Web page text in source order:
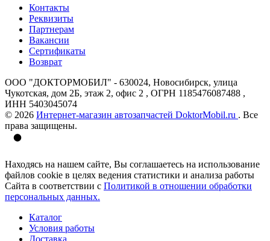
Контакты
Реквизиты
Партнерам
Вакансии
Сертификаты
Возврат
ООО "ДОКТОРМОБИЛ" - 630024, Новосибирск, улица
Чукотская, дом 2Б, этаж 2, офис 2 , ОГРН 1185476087488 ,
ИНН 5403045074
© 2026 Интернет-магазин автозапчастей DoktorMobil.ru . Все
права защищены.
Находясь на нашем сайте, Вы соглашаетесь на использование
файлов cookie в целях ведения статистики и анализа работы
Сайта в соответствии с Политикой в отношении обработки
персональных данных.
Каталог
Условия работы
Доставка